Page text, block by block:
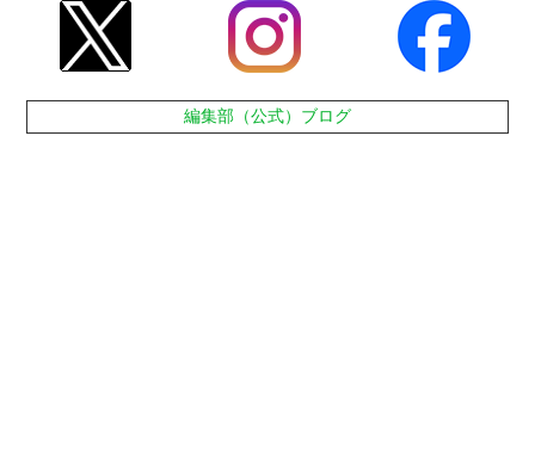
編集部（公式）ブログ